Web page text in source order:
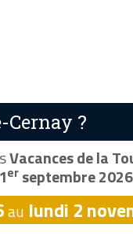
Cernay ?
Vacances de la
er septembre 2026
au lundi 2